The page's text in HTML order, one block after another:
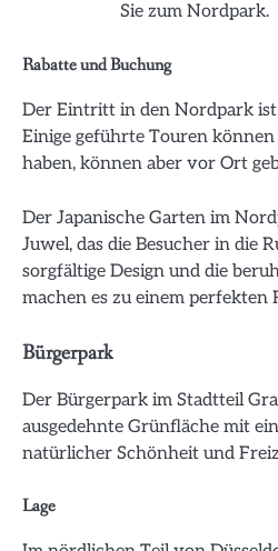
Sie zum Nordpark.
Rabatte und Buchung
Der Eintritt in den Nordpark ist
Einige geführte Touren
haben, können aber vor Ort
Der Japanische Garten im
Juwel, das die Besucher in die
sorgfältige Design und die
machen es zu einem perfekten
Bürgerpark
Der Bürgerpark im Stadtteil
ausgedehnte Grünfläche mit
natürlicher Schönheit und
Lage